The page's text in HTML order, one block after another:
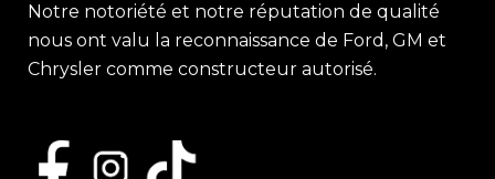
Notre notoriété et notre réputation de qualité
nous ont valu la reconnaissance de Ford, GM et
Chrysler comme constructeur autorisé.